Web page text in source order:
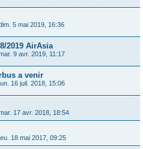
5 mai 2019, 16:36
2019 AirAsia
9 avr. 2019, 11:17
a venir
lun. 16 juil. 2018, 15:06
17 avr. 2018, 18:54
18 mai 2017, 09:25